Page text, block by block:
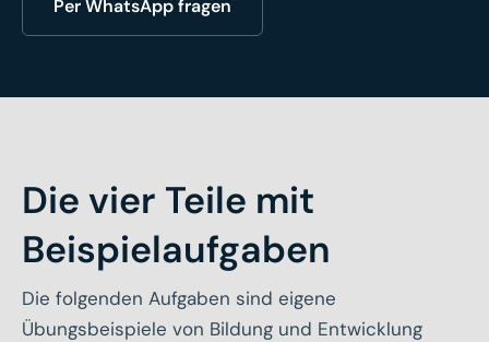
Per WhatsApp fragen
Die vier Teile mit
Beispielaufgaben
Die folgenden Aufgaben sind eigene
Übungsbeispiele von Bildung und Entwicklung